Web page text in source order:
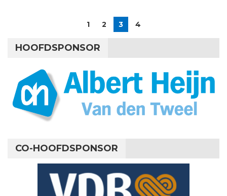
1 2 3 4
HOOFDSPONSOR
CO-HOOFDSPONSOR